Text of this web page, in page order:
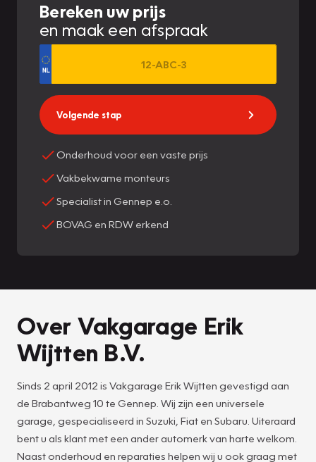
Bereken uw prijs
en maak een afspraak
Volgende stap
Onderhoud voor een vaste prijs
Vakbekwame monteurs
Specialist in Gennep e.o.
BOVAG en RDW erkend
Over Vakgarage Erik
Wijtten B.V.
Sinds 2 april 2012 is Vakgarage Erik Wijtten gevestigd aan
de Brabantweg 10 te Gennep. Wij zijn een universele
garage, gespecialiseerd in Suzuki, Fiat en Subaru. Uiteraard
bent u als klant met een ander automerk van harte welkom.
Naast onderhoud en reparaties helpen wij u ook graag met